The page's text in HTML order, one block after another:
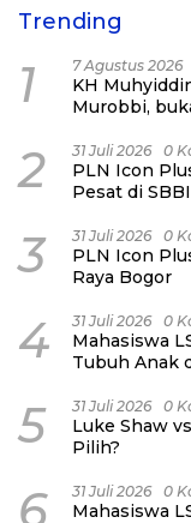
Trending
1 7 Agustus 2026
KH
Murobbi,
2 31 Juli 2026 0
PLN Icon
Pesat di
3 31 Juli 2026 0
PLN Icon
Raya Bogor
4 31 Juli 2026 0
Mahasiswa
Tubuh Anak
5 31 Juli 2026 0
Luke Shaw
Pilih?
6 31 Juli 2026 0
Mahasiswa